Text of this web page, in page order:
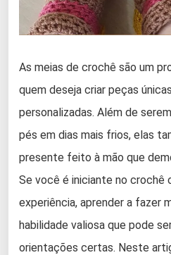
As meias de crochê são um
quem deseja criar peças
personalizadas. Além de
pés em dias mais frios, elas
presente feito à mão que
Se você é iniciante no crochê
experiência, aprender a fazer
habilidade valiosa que pode
orientações certas. Neste